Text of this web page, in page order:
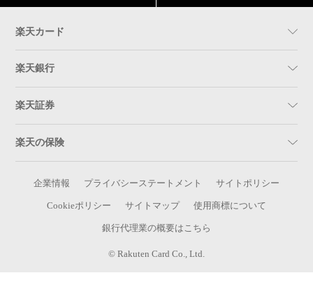
楽天カード
楽天銀行
楽天証券
楽天の保険
企業情報 プライバシーステートメント サイトポリシー
Cookieポリシー サイトマップ 使用商標について
銀行代理業の概要はこちら
© Rakuten Card Co., Ltd.